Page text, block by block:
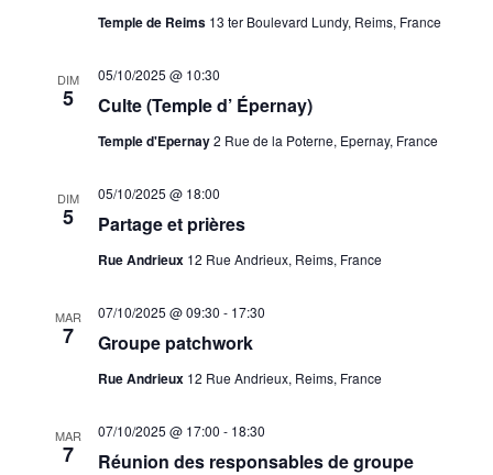
Temple de Reims 13 ter Boulevard Lundy, Reims, France
DIM
5 Culte (Temple d’ Épernay)
05/10/2025 @ 10:30
Temple d'Epernay2 Rue de la Poterne, Epernay, France
DIM
5 Partage et prières
05/10/2025 @ 18:00
Rue Andrieux 12 Rue Andrieux, Reims, France
MAR
7 Groupe patchwork
07/10/2025 @ 09:30 - 17:30
Rue Andrieux 12 Rue Andrieux, Reims, France
MAR
7 Réunion des responsables de groupe
07/10/2025 @ 17:00 - 18:30